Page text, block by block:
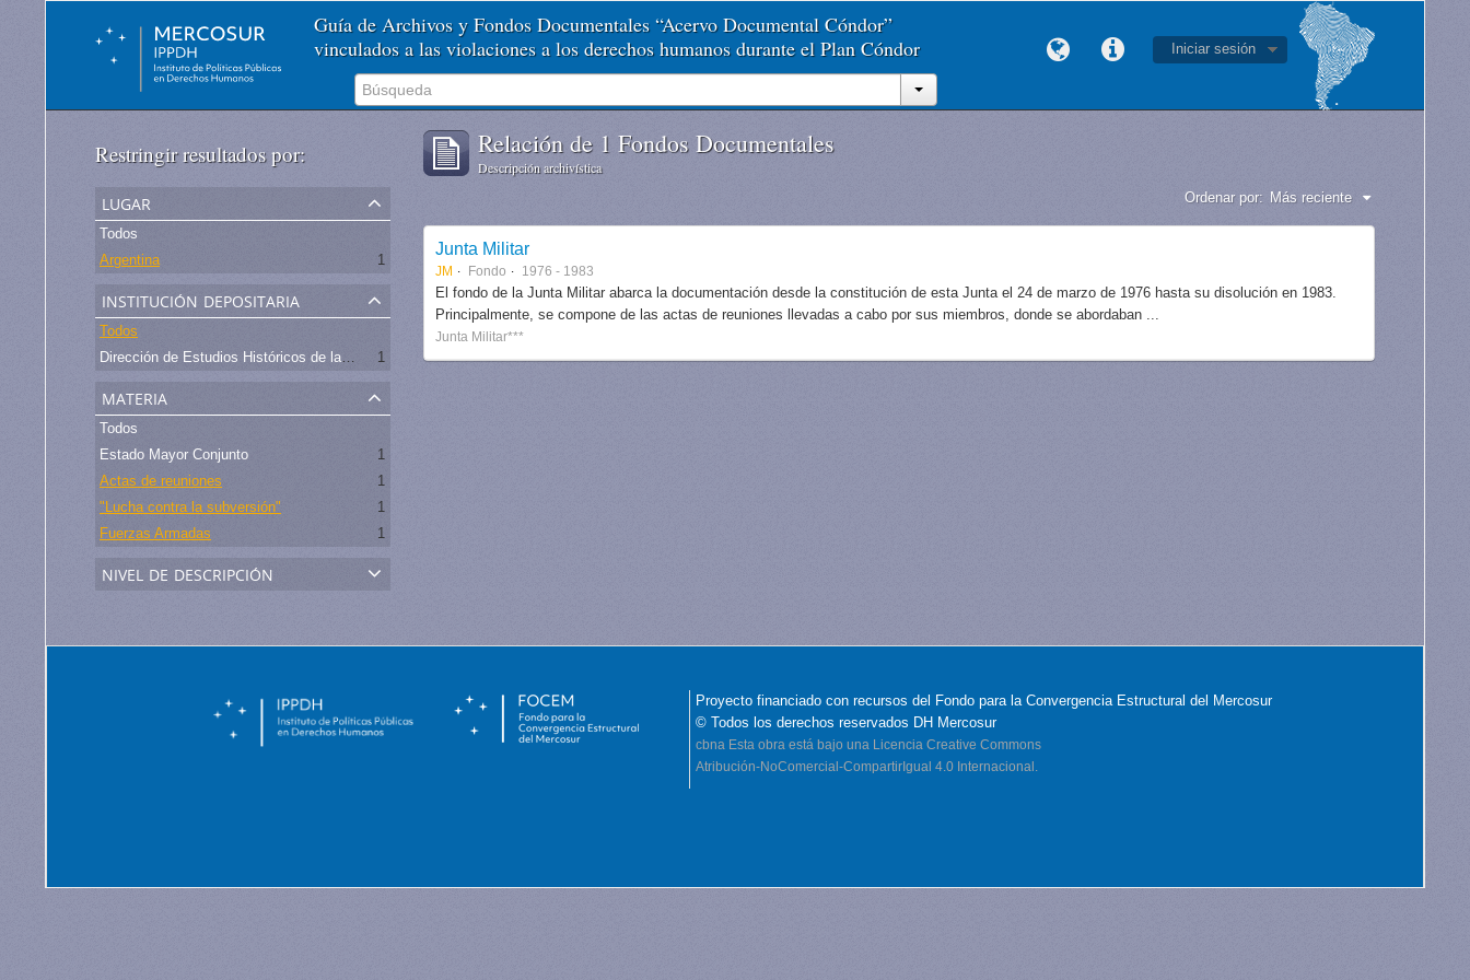
Guía de Archivos y Fondos Documentales “Acervo Documental Cóndor”
vinculados a las violaciones a los derechos humanos durante el Plan Cóndor
Iniciar sesión
Restringir resultados por:
lugar
Todos
Argentina
1
institución depositaria
Todos
Dirección de Estudios Históricos de la Fuerza Aérea
1
materia
Todos
Estado Mayor Conjunto
1
Actas de reuniones
1
"Lucha contra la subversión"
1
Fuerzas Armadas
1
nivel de descripción
Relación de 1 Fondos Documentales
Descripción archivística
Ordenar por: Más reciente
Junta Militar
JM Fondo 1976 - 1983
El fondo de la Junta Militar abarca la documentación desde la constitución de esta Junta el 24 de marzo de 1976 hasta su disolución en 1983.
Principalmente, se compone de las actas de reuniones llevadas a cabo por sus miembros, donde se abordaban ...
Junta Militar***
Proyecto financiado con recursos del Fondo para la Convergencia Estructural del Mercosur
© Todos los derechos reservados DH Mercosur
cbna Esta obra está bajo una Licencia Creative Commons
Atribución-NoComercial-CompartirIgual 4.0 Internacional.